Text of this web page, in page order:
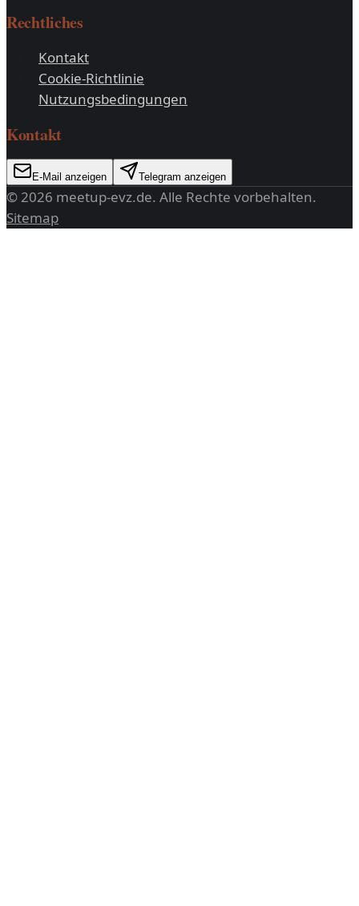
Rechtliches
Kontakt
Cookie-Richtlinie
Nutzungsbedingungen
Kontakt
E-Mail anzeigen Telegram anzeigen
©2026 meetup-evz.de. Alle Rechte vorbehalten.
Sitemap